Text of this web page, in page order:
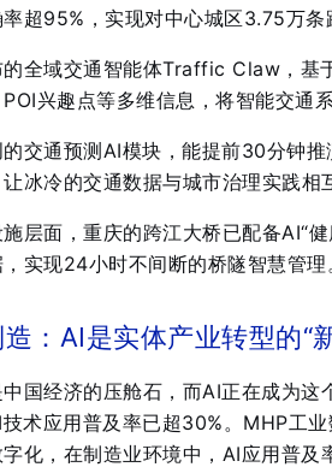
超95%，实现对中心城区3.75万条
的全域交通智能体Traffic Claw，基
兴趣点等多维信息，将智能交通
交通预测AI模块，能提前30分钟
冰冷的交通数据与城市治理实践相
层面，重庆的跨江大桥已配备AI“
实现24小时不间断的桥隧智慧管理
：AI是实体产业转型的“
国经济的压舱石，而AI正在成为
术应用普及率已超30% 。MHP工
化，在制造业环境中，AI应用普及